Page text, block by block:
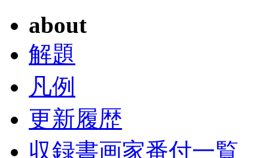
about
解題
凡例
更新履歴
収録書画家番付一覧